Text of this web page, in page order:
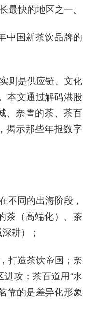
最快的地区之一。
中国新茶饮品牌的
则是供应链、文化
本文通过解码港股
、奈雪的茶、茶百
揭示那些年报数字
不同的出海阶段，
茶（高端化）、茶
耕）；
打造茶饮帝国；奈
攻；茶百道用“水
靠的是差异化形象